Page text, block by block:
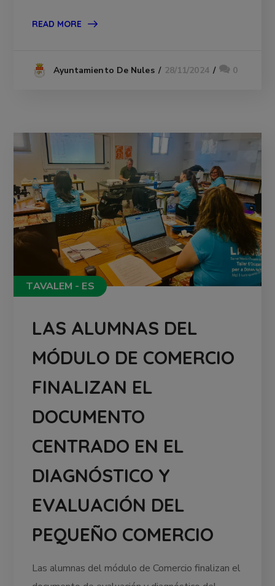
READ MORE
Ayuntamiento De Nules 28/11/2024 0
TAVALEM - ES
LAS ALUMNAS DEL
MÓDULO DE COMERCIO
FINALIZAN EL
DOCUMENTO
CENTRADO EN EL
DIAGNÓSTICO Y
EVALUACIÓN DEL
PEQUEÑO COMERCIO
Las alumnas del módulo de Comercio finalizan el